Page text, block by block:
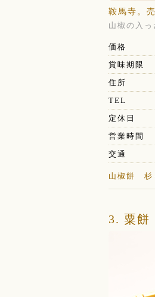
鞍馬寺。
山椒の入
価格
賞味期限
住所
TEL
定休日
営業時間
交通
山椒餅 杉
3. 粟